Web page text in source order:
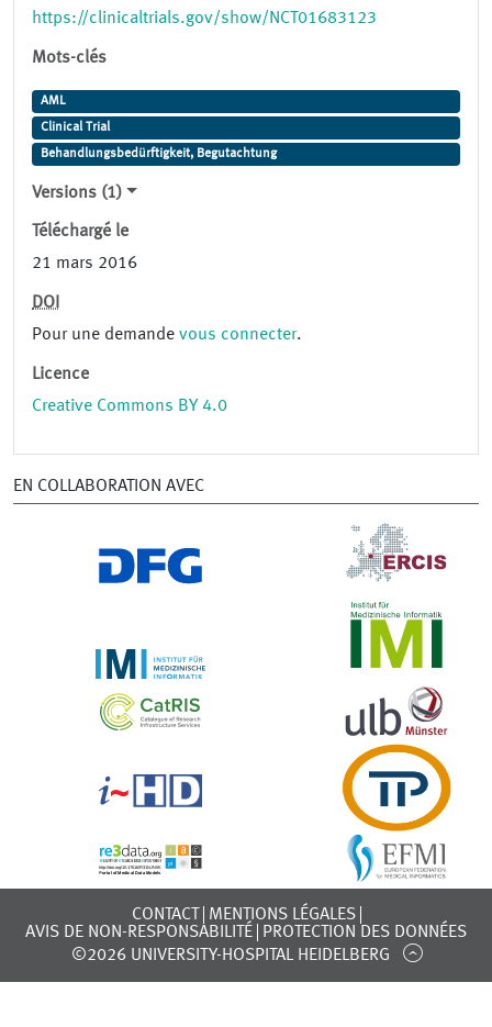
https://clinicaltrials.gov/show/NCT01683123
Mots-clés
AML
Clinical Trial
Behandlungsbedürftigkeit, Begutachtung
Versions (1)
Téléchargé le
21 mars 2016
DOI
Pour une demande vous connecter.
Licence
Creative Commons BY 4.0
EN COLLABORATION AVEC
CONTACT
MENTIONS LÉGALES
AVIS DE NON-RESPONSABILITÉ
PROTECTION DES DONNÉES
©2026 UNIVERSITY-HOSPITAL HEIDELBERG